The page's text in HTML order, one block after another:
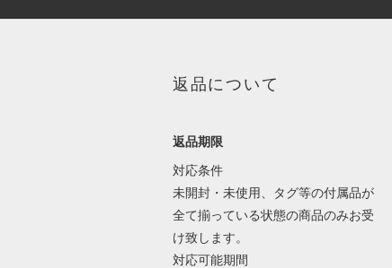
返品について
返品期限
対応条件
未開封・未使用、タグ等の付属品が
全て揃っている状態の商品のみお受
け致します。
対応可能期間